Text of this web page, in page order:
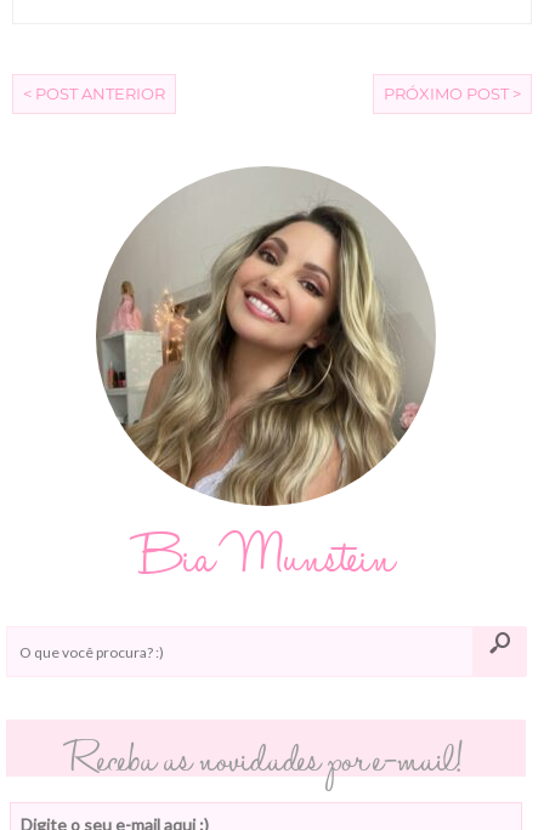
< POST ANTERIOR PRÓXIMO POST >
Bia Munstein
Receba as novidades por e-mail!